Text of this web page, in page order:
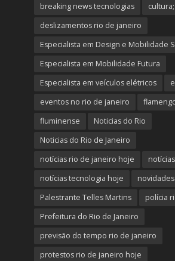
breaking news tecnologias
cultura;
deslizamentos rio de janeiro
Especialista em Design e Mobilidade
Especialista em Mobilidade Futura
Especialista em veículos elétricos
eventos no rio de janeiro
fluminense
Noticias do Rio
Noticias do Rio de Janeiro
notícias rio de janeiro hoje
notícias tecnologia hoje
novidades
Palestrante Telles Martins
polícia
Prefeitura do Rio de Janeiro
previsão do tempo rio de janeiro
protestos rio de janeiro hoje